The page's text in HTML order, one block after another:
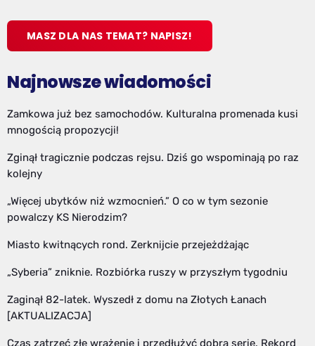
MASZ DLA NAS TEMAT? NAPISZ!
Najnowsze wiadomości
Zamkowa już bez samochodów. Kulturalna promenada kusi
mnogością propozycji!
Zginął tragicznie podczas rejsu. Dziś go wspominają po raz
kolejny
„Więcej ubytków niż wzmocnień.” O co w tym sezonie
powalczy KS Nierodzim?
Miasto kwitnących rond. Zerknijcie przejeżdżając
„Syberia” zniknie. Rozbiórka ruszy w przyszłym tygodniu
Zaginął 82-latek. Wyszedł z domu na Złotych Łanach
[AKTUALIZACJA]
Czas zatrzeć złe wrażenie i przedłużyć dobrą serię. Rekord